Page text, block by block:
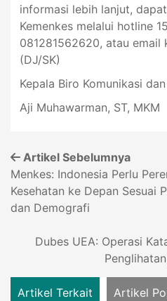
informasi lebih lanjut,
Kemenkes melalui hotline
081281562620, atau email
(DJ/SK)
Kepala Biro Komunikasi
Aji Muhawarman, ST, MKM
Artikel Sebelumnya
Menkes: Indonesia Perlu
Kesehatan ke Depan Sesuai
dan Demografi
Dubes UEA: Operasi
Artikel Terkait Artikel